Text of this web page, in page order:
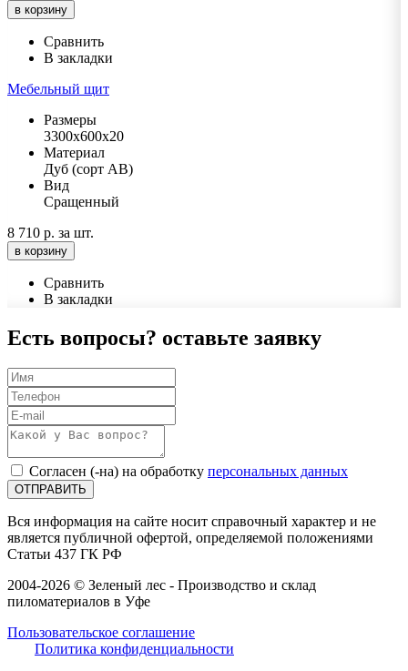
в корзину
Сравнить
В закладки
Мебельный щит
Размеры
3300х600х20
Материал
Дуб (сорт АВ)
Вид
Сращенный
8 710 р. за шт.
в корзину
Сравнить
В закладки
Есть вопросы? оставьте заявку
Согласен (-на) на обработку персональных данных
ОТПРАВИТЬ
Вся информация на сайте носит справочный характер и не
является публичной офертой, определяемой положениями
Статьи 437 ГК РФ
2004-2026 © Зеленый лес - Производство и склад
пиломатериалов в Уфе
Пользовательское соглашение
Политика конфиденциальности